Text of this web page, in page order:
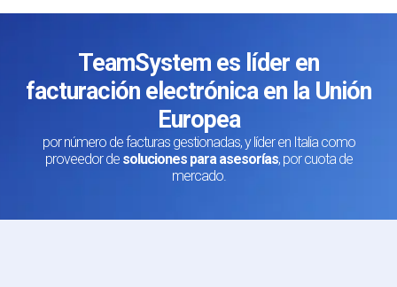
TeamSystem es líder en
facturación electrónica en la Unión
Europea
por número de facturas gestionadas, y líder en Italia como
proveedor de soluciones para asesorías, por cuota de
mercado.